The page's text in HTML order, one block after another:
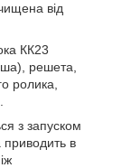
від
КК23
решета,
ролика,
з запуском
приводить в